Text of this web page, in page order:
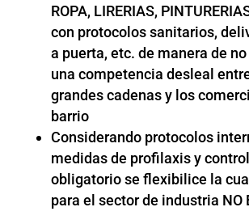
ROPA, LIRERIAS,
con protocolos sanitarios,
a puerta, etc. de manera de
una competencia desleal
grandes cadenas y los
barrio
Considerando protocolos
medidas de profilaxis y
obligatorio se flexibilice la
para el sector de industria NO